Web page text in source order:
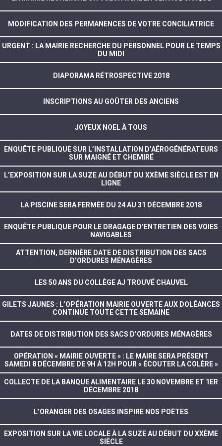
MODIFICATION DES PERMANENCES DE VOTRE CONCILIATRICE
URGENT : LA MAIRIE RECHERCHE DU PERSONNEL POUR LE TEMPS
DU MIDI
DIAPORAMA RÉTROSPECTIVE 2018
INSCRIPTIONS AU GOÛTER DES ANCIENS
JOYEUX NOEL À TOUS
ENQUÊTE PUBLIQUE SUR L’INSTALLATION D’AÉROGÉNÉRATEURS
SUR MAIGNÉ ET CHEMIRÉ
L’EXPOSITION SUR LA SUZE AU DÉBUT DU XXÈME SIÈCLE EST EN
LIGNE
LA PISCINE SERA FERMÉE DU 24 AU 31 DÉCEMBRE 2018
ENQUÊTE PUBLIQUE POUR LE DRAGAGE D’ENTRETIEN DES VOIES
NAVIGABLES
ATTENTION, DERNIÈRE DATE DE DISTRIBUTION DES SACS
D’ORDURES MÉNAGÈRES
LES 50 ANS DU COLLÈGE AJ TROUVÉ CHAUVEL
GILETS JAUNES : L’OPÉRATION MAIRIE OUVERTE AUX DOLÉANCES
CONTINUE TOUTE CETTE SEMAINE
DATES DE DISTRIBUTION DES SACS D’ORDURES MÉNAGÈRES
OPÉRATION « MAIRIE OUVERTE » : LE MAIRE SERA PRÉSENT
SAMEDI 8 DÉCEMBRE DE 9H À 12H POUR « ÉCOUTER LA COLÈRE »
COLLECTE DE LA BANQUE ALIMENTAIRE LE 30 NOVEMBRE ET 1ER
DÉCEMBRE 2018
L’ORANGER DES OSAGES INSPIRE NOS POÈTES
EXPOSITION SUR LA VIE LOCALE À LA SUZE AU DÉBUT DU XXÈME
SIÈCLE